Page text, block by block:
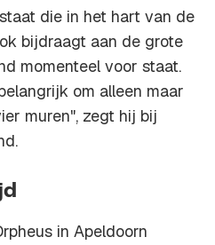
die in het hart van de
bijdraagt aan de grote
momenteel voor staat.
om alleen maar
muren", zegt hij bij
in Apeldoorn